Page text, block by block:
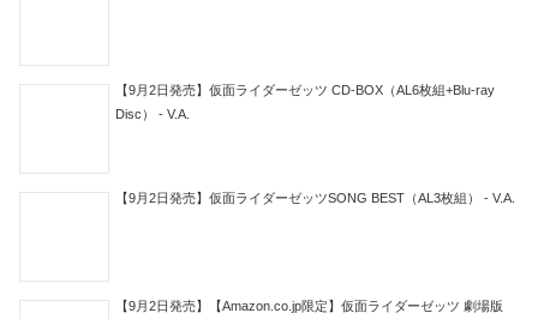
【9月2日発売】仮面ライダーゼッツ CD-BOX（AL6枚組+Blu-ray
Disc） - V.A.
【9月2日発売】仮面ライダーゼッツSONG BEST（AL3枚組） - V.A.
【9月2日発売】【Amazon.co.jp限定】仮面ライダーゼッツ 劇場版